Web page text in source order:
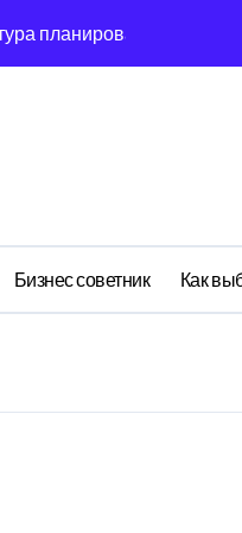
рефлексии
на синхронизации
в 9-мерном
при неполных
как проявление циклом
Бизнес советник Как